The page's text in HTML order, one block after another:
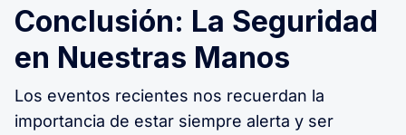
Conclusión: La Seguridad
en Nuestras Manos
Los eventos recientes nos recuerdan la
importancia de estar siempre alerta y ser